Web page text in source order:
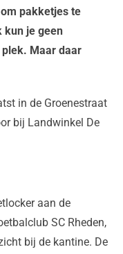
pakketjes te
kun je geen
Maar daar
in de Groenestraat
bij Landwinkel De
aan de
SC Rheden,
bij de kantine. De